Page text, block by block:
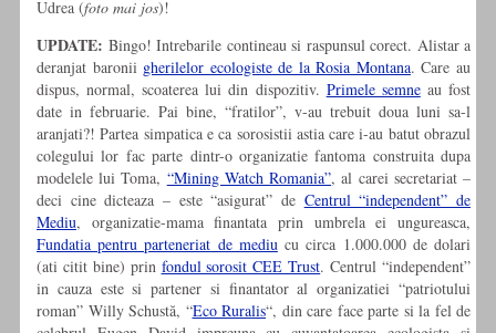
Udrea (foto mai jos)!
UPDATE: Bingo! Intrebarile contineau si raspunsul corect. Alistar a
deranjat baronii gherilelor ecologiste de la Rosia Montana. Care au
dispus, normal, scoaterea lui din dispozitiv. Primele semneau fost
date in februarie. Pai bine, “fratilor”, v-au trebuit doua luni sa-l
aranjati?! Partea simpatica e ca sorosistii astia care i-au batut obrazul
colegului lor fac parte dintr-o organizatie fantoma construita dupa
modelele lui Toma, “Mining Watch Romania”, al carei secretariat –
deci cine dicteaza – este “asigurat” de Centrul “independent” de
Mediu, organizatie-mama finantata prin umbrela ei ungureasca,
Fundatia pentru parteneriat de mediucu circa 1.000.000 de dolari
(ati citit bine) prin fondul sorosit CEE Trust. Centrul “independent”
in cauza este si partener si finantator al organizatiei “patriotului
roman” Willy Schustă, “Eco Ruralis“, din care face parte si la fel de